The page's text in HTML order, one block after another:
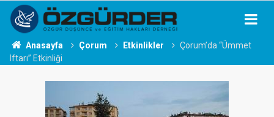
Anasayfa Çorum Etkinlikler
Çorum’da “Ümmet
İftarı” Etkinliği